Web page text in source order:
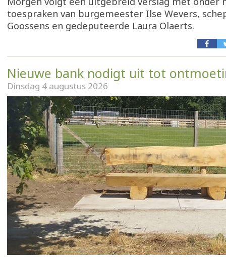
toespraken van burgemeester Ilse Wevers,
Goossens en gedeputeerde Laura Olaerts.
Nieuwe bank nodigt uit tot
Dinsdag 4 augustus 2026